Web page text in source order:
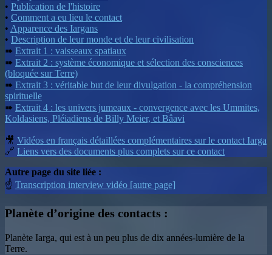
• Publication de l'histoire
• Comment a eu lieu le contact
• Apparence des Iargans
• Description de leur monde et de leur civilisation
➠ Extrait 1 : vaisseaux spatiaux
➠ Extrait 2 : système économique et sélection des consciences
(bloquée sur Terre)
➠ Extrait 3 : véritable but de leur divulgation - la compréhension
spirituelle
➠ Extrait 4 : les univers jumeaux - convergence avec les Ummites,
Koldasiens, Pléiadiens de Billy Meier, et Bâavi
🎥 Vidéos en français détaillées complémentaires sur le contact Iarga
🔗 Liens vers des documents plus complets sur ce contact
Autre page du site liée :
☝ Transcription interview vidéo [autre page]
Planète d’origine des contacts :
Planète Iarga, qui est à un peu plus de dix années-lumière de la
Terre.